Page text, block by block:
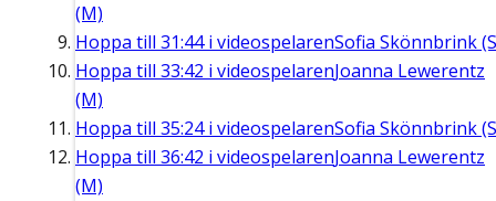
(M)
Hoppa till 31:44i videospelarenSofia Skönnbrink
Hoppa till 33:42 i videospelarenJoanna Lewerentz
(M)
Hoppa till 35:24i videospelarenSofia Skönnbrink
Hoppa till 36:42 i videospelarenJoanna Lewerentz
(M)